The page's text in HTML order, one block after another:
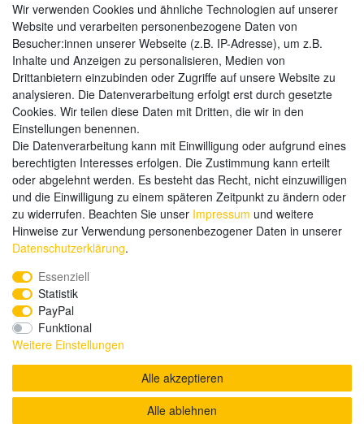
Zahlungsarten
Weitere Zahlungsarten:
Kauf auf Rechnung
Vorkasse
Hier sind wir
© Copyright 2020 send-it-2-me.de. Alle Rechte vorbehalten.
Wir verwenden Cookies und ähnliche Technologien auf unserer
Website und verarbeiten personenbezogene Daten von
Besucher:innen unserer Webseite (z.B. IP-Adresse), um z.B.
Inhalte und Anzeigen zu personalisieren, Medien von
Drittanbietern einzubinden oder Zugriffe auf unsere Website zu
analysieren. Die Datenverarbeitung erfolgt erst durch gesetzte
Cookies. Wir teilen diese Daten mit Dritten, die wir in den
Einstellungen benennen.
Die Datenverarbeitung kann mit Einwilligung oder aufgrund eines
berechtigten Interesses erfolgen. Die Zustimmung kann erteilt
oder abgelehnt werden. Es besteht das Recht, nicht einzuwilligen
und die Einwilligung zu einem späteren Zeitpunkt zu ändern oder
zu widerrufen. Beachten Sie unser Impressum und weitere
Hinweise zur Verwendung personenbezogener Daten in unserer
Daten­schutz­erklärung.
Essenziell
Statistik
PayPal
Funktional
Weitere Einstellungen
Alle akzeptieren
Alle ablehnen